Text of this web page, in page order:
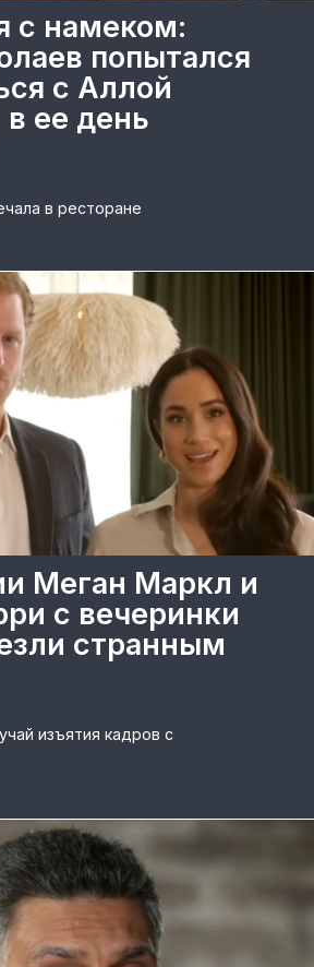
с намеком:
попытался
с Аллой
в ее день
в ресторане
Меган Маркл и
с вечеринки
странным
изъятия кадров с